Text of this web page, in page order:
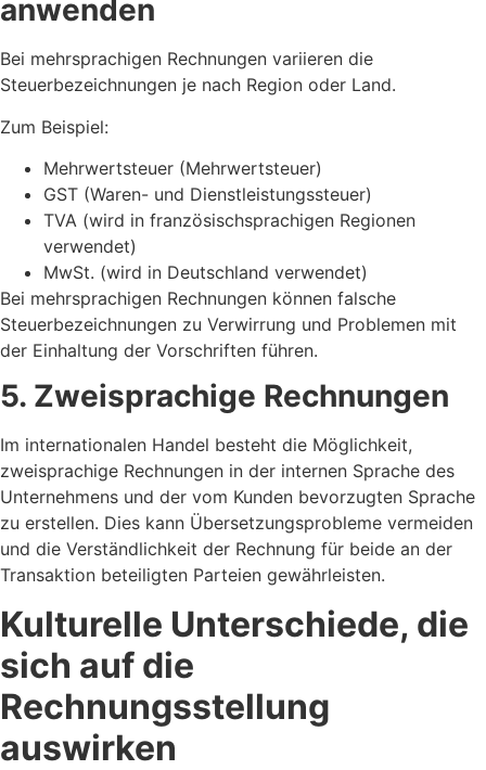
anwenden
Bei mehrsprachigen Rechnungen variieren die
Steuerbezeichnungen je nach Region oder Land.
Zum Beispiel:
Mehrwertsteuer (Mehrwertsteuer)
GST (Waren- und Dienstleistungssteuer)
TVA (wird in französischsprachigen Regionen
verwendet)
MwSt. (wird in Deutschland verwendet)
Bei mehrsprachigen Rechnungen können falsche
Steuerbezeichnungen zu Verwirrung und Problemen mit
der Einhaltung der Vorschriften führen.
5. Zweisprachige Rechnungen
Im internationalen Handel besteht die Möglichkeit,
zweisprachige Rechnungen in der internen Sprache des
Unternehmens und der vom Kunden bevorzugten Sprache
zu erstellen. Dies kann Übersetzungsprobleme vermeiden
und die Verständlichkeit der Rechnung für beide an der
Transaktion beteiligten Parteien gewährleisten.
Kulturelle Unterschiede, die
sich auf die
Rechnungsstellung
auswirken